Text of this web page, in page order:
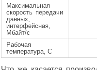
Максимальная
скорость передачи
данных,
интерфейсная,
Мбайт/с
Рабочая
температура, С